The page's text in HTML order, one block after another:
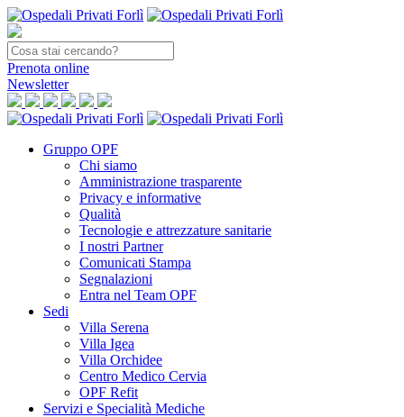
Prenota online
Newsletter
Gruppo OPF
Chi siamo
Amministrazione trasparente
Privacy e informative
Qualità
Tecnologie e attrezzature sanitarie
I nostri Partner
Comunicati Stampa
Segnalazioni
Entra nel Team OPF
Sedi
Villa Serena
Villa Igea
Villa Orchidee
Centro Medico Cervia
OPF Refit
Servizi e Specialità Mediche